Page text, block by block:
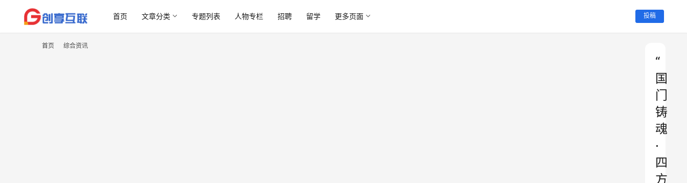
首页 文章分类 专题列表 人物专栏 招聘 留学 更多页面 投稿
首页 综合资讯
“
国
门
铸
魂
·
四
方